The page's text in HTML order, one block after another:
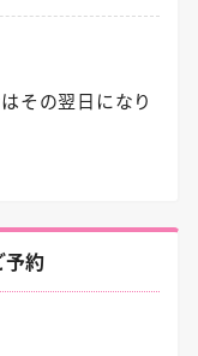
その翌日になり
予約